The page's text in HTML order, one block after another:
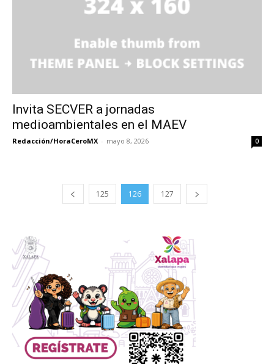
Invita SECVER a jornadas
medioambientales en el MAEV
Redacción/HoraCeroMX - mayo 8, 2026 0
125 126 127